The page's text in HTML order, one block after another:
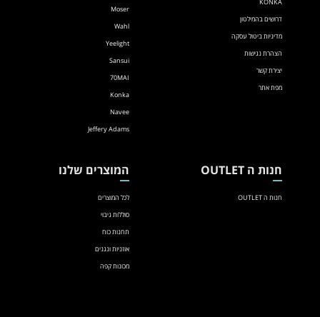
KONKA
דרושים בהמילטון
מדיניות ביטול עסקה
הצהרת נגישות
יצירת קשר
מפת אתר
Moser
Wahl
Yeelight
Sansui
70MAI
Konka
Navee
Jeffery Adams
חנות ה OUTLET
חנות ה OUTLET
המוצרים שלנו
לכל המוצרים
סוללות גיבוי
תחנות כוח
אוזניות ונגנים
מכונות קפה